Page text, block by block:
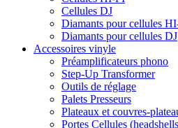
Cellules DJ
Diamants pour cellules
Diamants pour cellules DJ
Accessoires vinyle
Préamplificateurs phono
Step-Up Transformer
Outils de réglage
Palets Presseurs
Plateaux et couvres-
Portes Cellules